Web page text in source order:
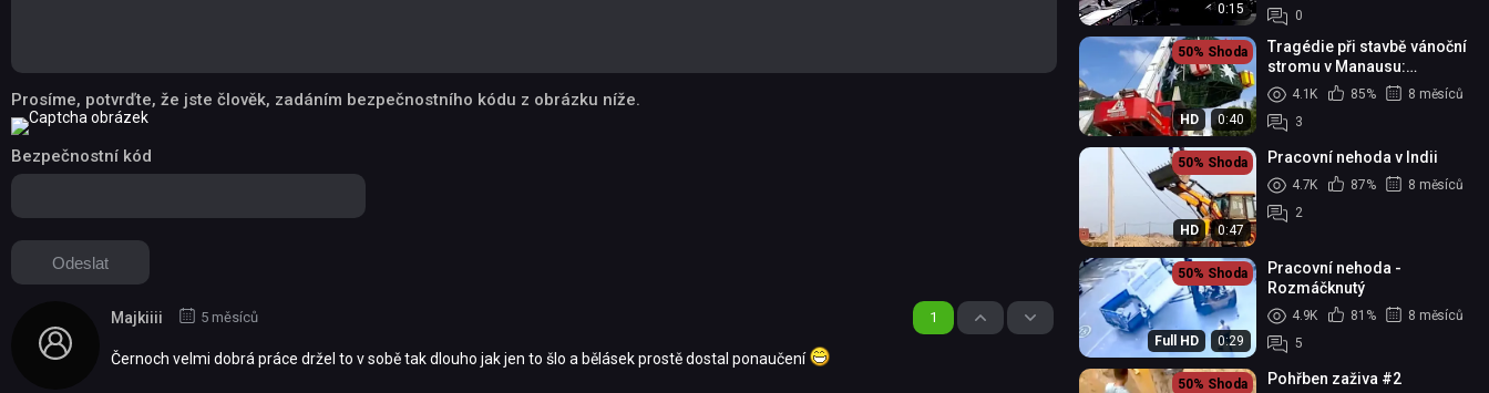
Prosíme, potvrďte, že jste člověk, zadáním bezpečnostního kódu z obrázku níže.
Bezpečnostní kód
1
Majkiiii 5 měsíců
Černoch velmi dobrá práce držel to v sobě tak dlouho jak jen to šlo a bělásek prostě dostal ponaučení
0:15
0
50% Shoda
HD 0:40
Tragédie při stavbě vánoční
stromu v Manausu:
převržený jeřáb zabil
jednoho pracovníka a
dalšího ...
4.1K 85%
8 měsíců
3
50% Shoda
HD 0:47
Pracovní nehoda v Indii
4.7K 87%
8 měsíců
2
50% Shoda
Full HD 0:29
Pracovní nehoda -
Rozmáčknutý
4.9K 81%
8 měsíců
5
50% Shoda Pohřben zaživa #2